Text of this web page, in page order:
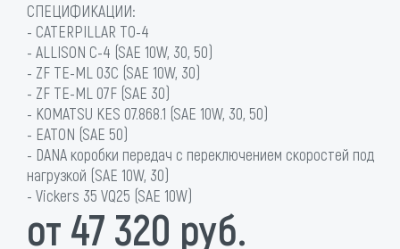
СПЕЦИФИКАЦИИ:
- CATERPILLAR TO-4
- ALLISON C-4 (SAE 10W, 30, 50)
- ZF TE-ML 03C (SAE 10W, 30)
- ZF TE-ML 07F (SAE 30)
- KOMATSU KES 07.868.1 (SAE 10W, 30, 50)
- EATON (SAE 50)
- DANA коробки передач с переключением скоростей под
нагрузкой (SAE 10W, 30)
- Vickers 35 VQ25 (SAE 10W)
от 47 320 руб.